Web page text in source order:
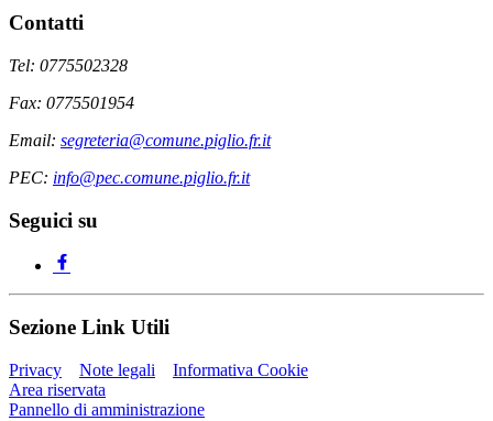
Contatti
Tel: 0775502328
Fax: 0775501954
Email: segreteria@comune.piglio.fr.it
PEC: info@pec.comune.piglio.fr.it
Seguici su
Sezione Link Utili
Privacy Note legali
Informativa Cookie
Area riservata
Pannello di amministrazione